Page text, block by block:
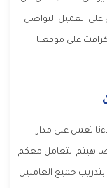
العميل التواصل
كرافت على موقعنا
تعمل على مدار
هيتم التعامل معكم
جميع العاملين